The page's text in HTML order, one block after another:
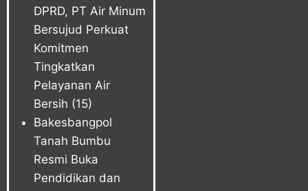
DPRD, PT Air Minum
Bersujud Perkuat
Komitmen
Tingkatkan
Pelayanan Air
Bersih (15)
Bakesbangpol
Tanah Bumbu
Resmi Buka
Pendidikan dan